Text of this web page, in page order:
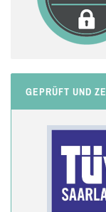
GEPRÜFT UND